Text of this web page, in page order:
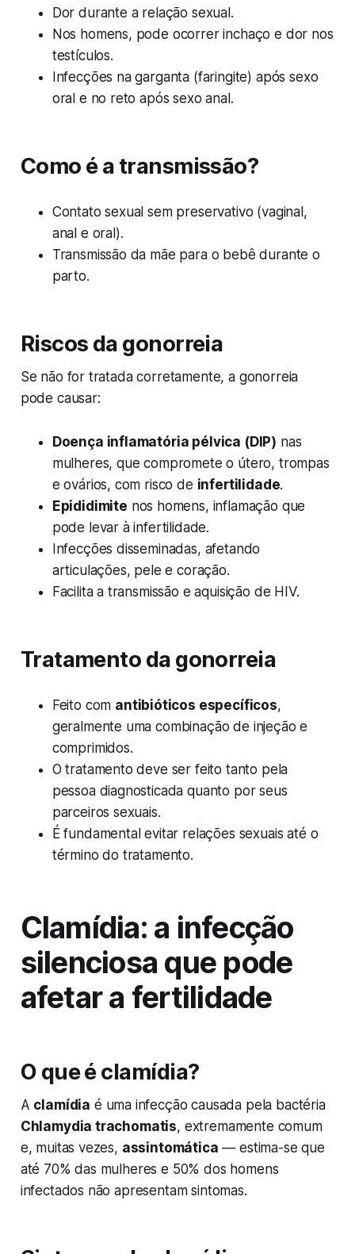
Dor durante a relação sexual.
Nos homens, pode ocorrer inchaço e dor nos
testículos.
Infecções na garganta (faringite) após sexo
oral e no reto após sexo anal.
Como é a transmissão?
Contato sexual sem preservativo (vaginal,
anal e oral).
Transmissão da mãe para o bebê durante o
parto.
Riscos da gonorreia
Se não for tratada corretamente, a gonorreia
pode causar:
Doença inflamatória pélvica (DIP) nas
mulheres, que compromete o útero, trompas
e ovários, com risco de infertilidade.
Epididimite nos homens, inflamação que
pode levar à infertilidade.
Infecções disseminadas, afetando
articulações, pele e coração.
Facilita a transmissão e aquisição de HIV.
Tratamento da gonorreia
Feito com antibióticos específicos,
geralmente uma combinação de injeção e
comprimidos.
O tratamento deve ser feito tanto pela
pessoa diagnosticada quanto por seus
parceiros sexuais.
É fundamental evitar relações sexuais até o
término do tratamento.
Clamídia: a infecção
silenciosa que pode
afetar a fertilidade
O que é clamídia?
A clamídia é uma infecção causada pela bactéria
Chlamydia trachomatis, extremamente comum
e, muitas vezes, assintomática — estima-se que
até 70% das mulheres e 50% dos homens
infectados não apresentam sintomas.